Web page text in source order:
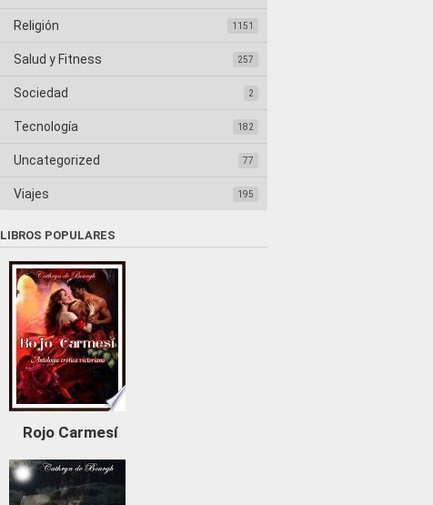
Religión 1151
Salud y Fitness 257
Sociedad 2
Tecnología 182
Uncategorized 77
Viajes 195
LIBROS POPULARES
Rojo Carmesí